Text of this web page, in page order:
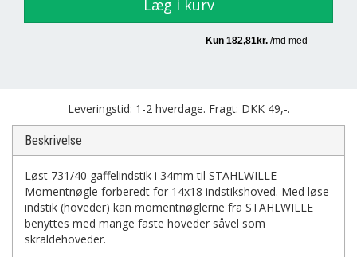
Læg i kurv
Leveringstid: 1-2 hverdage. Fragt: DKK 49,-.
Beskrivelse
Løst 731/40 gaffelindstik i 34mm til STAHLWILLE
Momentnøgle forberedt for 14x18 indstikshoved. Med løse
indstik (hoveder) kan momentnøglerne fra STAHLWILLE
benyttes med mange faste hoveder såvel som
skraldehoveder.